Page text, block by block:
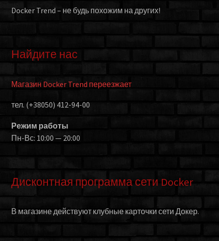
Docker Trend – не будь похожим на других!
Найдите нас
Магазин Docker Trend переезжает
тел. (+38050) 412-94-00
Режим работы
Пн-Вс: 10:00 — 20:00
Дисконтная программа сети Docker
В магазине действуют клубные карточки сети Докер.